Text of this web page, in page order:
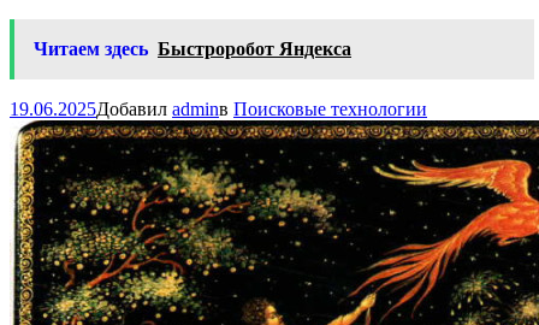
Читаем здесь Быстроробот Яндекса
19.06.2025Добавил adminв Поисковые технологии
Навигация
по
записям